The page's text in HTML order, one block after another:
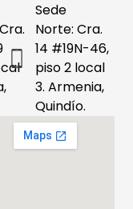
Sede
Norte: Cra.
14 #19N-46,
piso 2 local
3. Armenia,
Quindío.